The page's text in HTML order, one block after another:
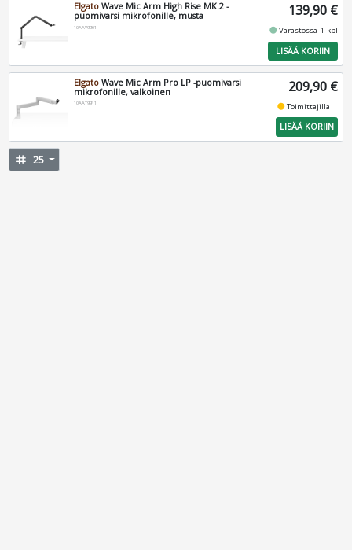
Elgato Wave Mic Arm High Rise MK.2 -
puomivarsi mikrofonille, musta
10AAY9901
139,90 €
fiber_manual_recordVarastossa 1 kpl
LISÄÄ KORIIN
Elgato Wave Mic Arm Pro LP -puomivarsi
mikrofonille, valkoinen
10AAT9911
209,90 €
fiber_manual_recordToimittajilla
LISÄÄ KORIIN
tag 25